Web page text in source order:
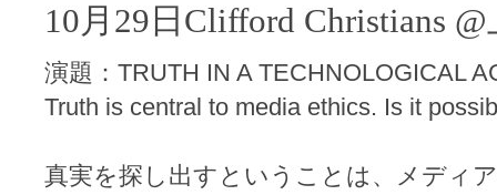
10月29日Clifford Christians
演題：TRUTH IN A TECHNOLOGICAL
Truth is central to media ethics. Is it
真実を探し出すということは、メディ